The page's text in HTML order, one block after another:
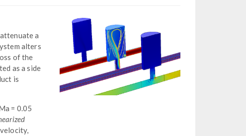
a
alters
of the
as a side
is
= 0.05